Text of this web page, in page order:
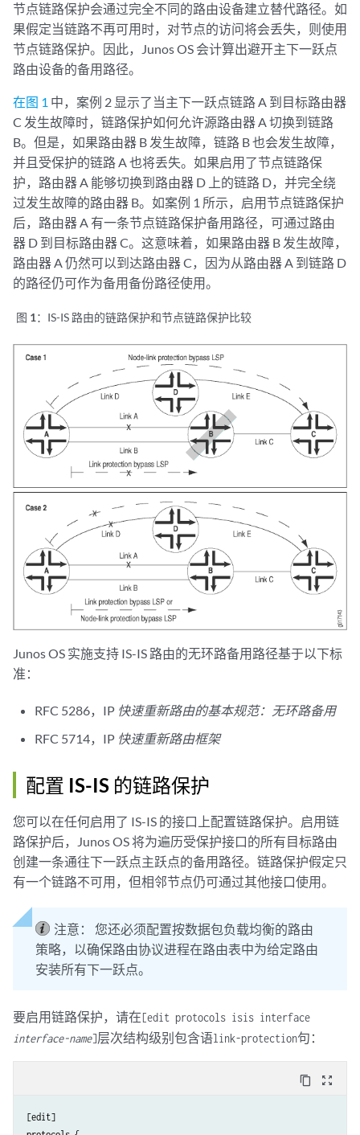
节点链路保护会通过完全不同的路由设备建立替代路径。如
果假定当链路不再可用时，对节点的访问将会丢失，则使用
节点链路保护。因此，Junos OS 会计算出避开主下一跃点
路由设备的备用路径。
在图 1 中，案例 2 显示了当主下一跃点链路 A 到目标路由器
C 发生故障时，链路保护如何允许源路由器 A 切换到链路
B。但是，如果路由器 B 发生故障，链路 B 也会发生故障，
并且受保护的链路 A 也将丢失。如果启用了节点链路保
护，路由器 A 能够切换到路由器 D 上的链路 D，并完全绕
过发生故障的路由器 B。如案例 1 所示，启用节点链路保护
后，路由器 A 有一条节点链路保护备用路径，可通过路由
器 D 到目标路由器 C。这意味着，如果路由器 B 发生故障，
路由器 A 仍然可以到达路由器 C，因为从路由器 A 到链路 D
的路径仍可作为备用备份路径使用。
图 1： IS-IS 路由的链路保护和节点链路保护比较
Junos OS 实施支持 IS-IS 路由的无环路备用路径基于以下标
准：
RFC 5286，IP 快速重新路由的基本规范：无环路备用
RFC 5714，IP 快速重新路由框架
配置 IS-IS 的链路保护
您可以在任何启用了 IS-IS 的接口上配置链路保护。启用链
路保护后，Junos OS 将为遍历受保护接口的所有目标路由
创建一条通往下一跃点主跃点的备用路径。链路保护假定只
有一个链路不可用，但相邻节点仍可通过其他接口使用。
注意：
您还必须配置按数据包负载均衡的路由
策略，以确保路由协议进程在路由表中为给定路由
安装所有下一跃点。
要启用链路保护，请在[edit protocols isis interface
interface-name]层次结构级别包含语link-protection句：
content_copy zoom_out_map
[edit]